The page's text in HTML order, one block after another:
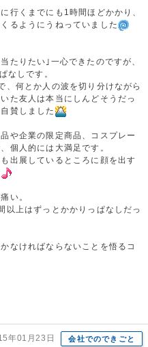
行くまでにも1時間ほどかかり、
るようにうねっていました
たりたい｣一心できたのですが、
なしです。
、何とか人の波を切り分けながら
た友人は本当にしんどそうだっ
賛しました
や企業の限定商品、コスプレー
個人的には大満足です。
出展しているところに顔を出す
い。
以上はずっとかかりっぱなしだっ
なければならないことを悟るコ
年01月23日 会社でのできごと